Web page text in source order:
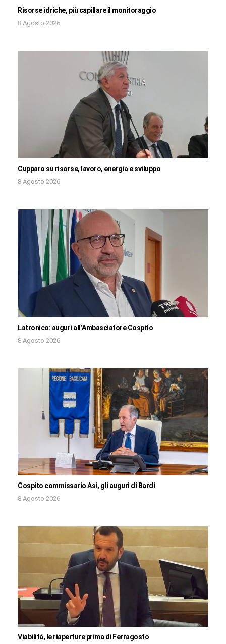
Risorse idriche, più capillare il monitoraggio
8 Agosto 2026
Cupparo su risorse, lavoro, energia e sviluppo
8 Agosto 2026
Latronico: auguri all’Ambasciatore Cospito
8 Agosto 2026
Cospito commissario Asi, gli auguri di Bardi
8 Agosto 2026
Viabilità, le riaperture prima di Ferragosto